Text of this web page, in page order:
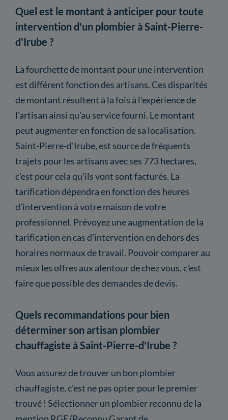
Quel est le montant à anticiper pour toute
intervention d'un plombier à Saint-Pierre-
d'Irube ?
La fourchette de montant pour une intervention
est différent fonction des artisans. Ces disparités
de montant résultent à la fois à l'expérience de
l'artisan ainsi qu'au service fourni. Le montant
peut augmenter en fonction de sa localisation.
Saint-Pierre-d'Irube, est source de fréquents
trajets pour les artisans avec ses 773 hectares,
c'est pour cela qu'ils vont sont facturés. La
tarification dépendra en fonction des heures
d'intervention à votre maison de votre
professionnel. Prévoyez une augmentation de la
tarification en cas d'intervention en dehors des
horaires normaux de travail. Pouvoir comparer au
mieux les offres aux alentour de chez vous, c'est
faire que possible des demandes de devis.
Quels recommandations pour bien
déterminer son artisan plombier
chauffagiste à Saint-Pierre-d'Irube ?
Vous assurez de trouver un bon plombier
chauffagiste, c'est ne pas opter pour le premier
trouvé ! Sélectionner un plombier reconnu de la